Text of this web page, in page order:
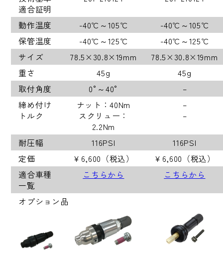
適合証明
動作温度 -40℃～105℃
-40℃～105℃
保管温度
-40℃～125℃
-40℃～125℃
サイズ
78.5×30.8×19mm
78.5×30.8×19mm
重さ
45g
45g
取付角度
0°～40°
–
締め付け
トルク
ナット：40Nm
スクリュー：
2.2Nm
–
–
耐圧幅 116PSI
116PSI
定価
￥6,600（税込）
￥6,600（税込）
適合車種
一覧
こちらから こちらから
オプション品